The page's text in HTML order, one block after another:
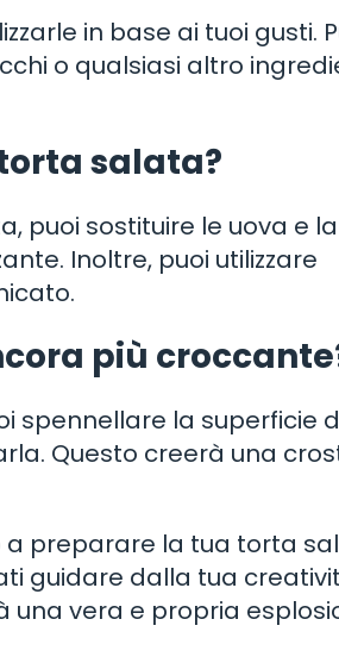
in base ai tuoi gusti.
o qualsiasi altro
salata?
puoi sostituire le uova e
Inoltre, puoi utilizzare
più
spennellare la superficie
Questo creerà una
a preparare la tua torta
guidare dalla tua
vera e propria